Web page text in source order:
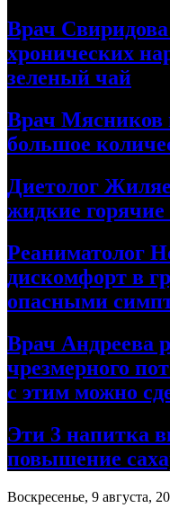
Врач
хронических
зеленый чай
Врач Мясников
большое
Диетолог
жидкие
Реаниматолог
дискомфорт в
опасными
Врач Андреева
чрезмерного
с этим можно
Эти 3 напитка
повышение
Воскресенье, 9 августа,